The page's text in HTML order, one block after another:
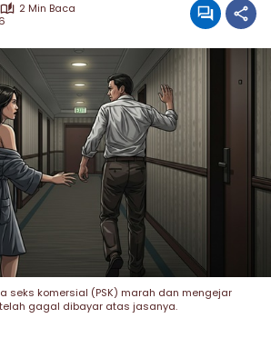
2 Min Baca
seks komersial (PSK) marah dan mengejar
gagal dibayar atas jasanya.